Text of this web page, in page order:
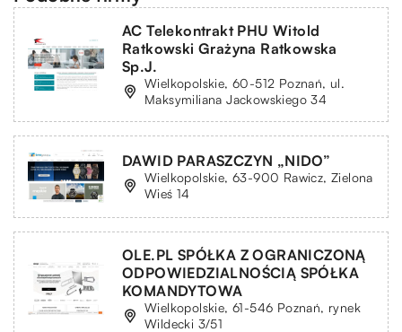
AC Telekontrakt PHU Witold
Ratkowski Grażyna Ratkowska
Sp.J.
Wielkopolskie, 60-512 Poznań, ul.
Maksymiliana Jackowskiego 34
DAWID PARASZCZYN „NIDO”
Wielkopolskie, 63-900 Rawicz, Zielona
Wieś 14
OLE.PL SPÓŁKA Z OGRANICZONĄ
ODPOWIEDZIALNOŚCIĄ SPÓŁKA
KOMANDYTOWA
Wielkopolskie, 61-546 Poznań, rynek
Wildecki 3/51